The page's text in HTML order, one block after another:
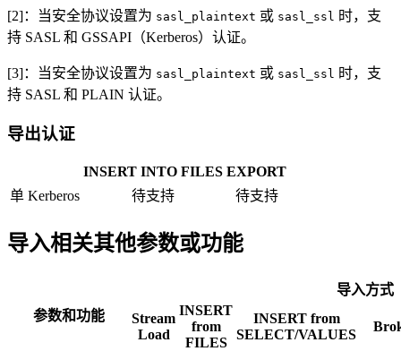
[2]：当安全协议设置为 sasl_plaintext 或 sasl_ssl 时，支
持 SASL 和 GSSAPI（Kerberos）认证。
[3]：当安全协议设置为 sasl_plaintext 或 sasl_ssl 时，支
持 SASL 和 PLAIN 认证。
导出认证
INSERT INTO FILES EXPORT
单 Kerberos
待支持 待支持
导入相关其他参数或功能
参数和功能
导入方式
Stream
Load
INSERT
from
FILES
INSERT from
SELECT/VALUES